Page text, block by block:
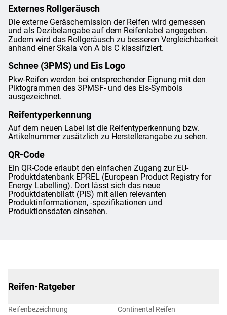
Externes Rollgeräusch
Die externe Geräschemission der Reifen wird gemessen
und als Dezibelangabe auf dem Reifenlabel angegeben.
Zudem wird das Rollgeräusch zu besseren Vergleichbarkeit
anhand einer Skala von A bis C klassifiziert.
Schnee (3PMS) und Eis Logo
Pkw-Reifen werden bei entsprechender Eignung mit den
Piktogrammen des 3PMSF- und des Eis-Symbols
ausgezeichnet.
Reifentyperkennung
Auf dem neuen Label ist die Reifentyperkennung bzw.
Artikelnummer zusätzlich zu Herstellerangabe zu sehen.
QR-Code
Ein QR-Code erlaubt den einfachen Zugang zur EU-
Produktdatenbank EPREL (European Product Registry for
Energy Labelling). Dort lässt sich das neue
Produktdatenbllatt (PIS) mit allen relevanten
Produktinformationen, -spezifikationen und
Produktionsdaten einsehen.
Reifen-Ratgeber
Reifenbezeichnung Continental Reifen